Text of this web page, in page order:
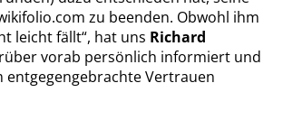
zu beenden. Obwohl ihm
leicht fällt“, hat uns Richard
vorab persönlich informiert und
entgegengebrachte Vertrauen